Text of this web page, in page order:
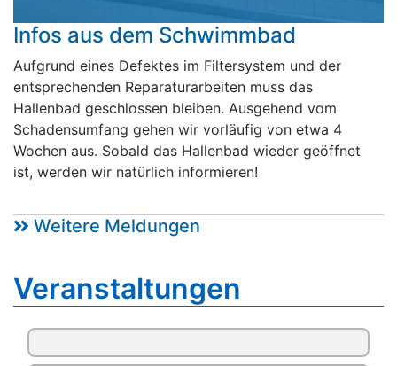
Infos aus dem Schwimmbad
Aufgrund eines Defektes im Filtersystem und der
entsprechenden Reparaturarbeiten muss das
Hallenbad geschlossen bleiben. Ausgehend vom
Schadensumfang gehen wir vorläufig von etwa 4
Wochen aus. Sobald das Hallenbad wieder geöffnet
ist, werden wir natürlich informieren!
Weitere Meldungen
Veranstaltungen